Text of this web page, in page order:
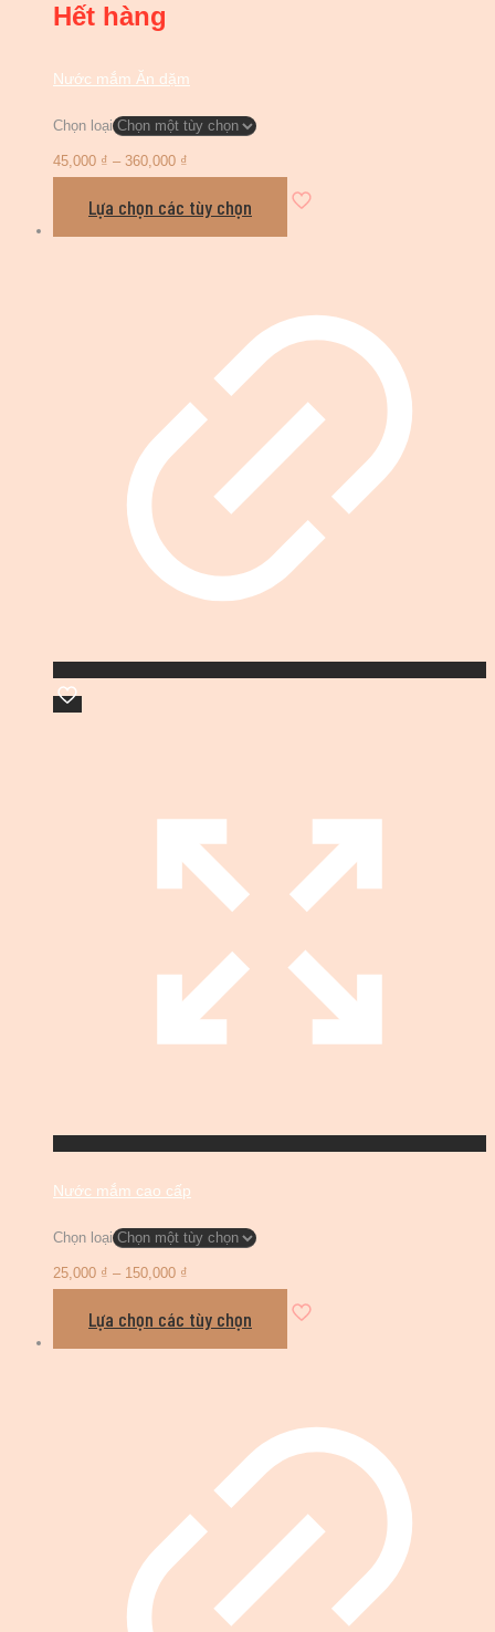
Hết hàng
Nước mắm Ăn dặm
Chọn loại
45,000 ₫ – 360,000 ₫
Lựa chọn các tùy chọn
Nước mắm cao cấp
Chọn loại
25,000 ₫ – 150,000 ₫
Lựa chọn các tùy chọn